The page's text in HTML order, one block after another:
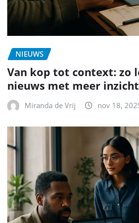
NIEUWS
Van kop tot context: zo
nieuws met meer inzicht
Miranda de Vrij nov 18,